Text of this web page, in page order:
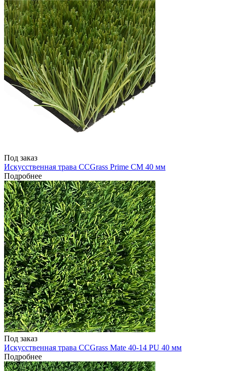
Под заказ
Искусственная трава CCGrass Prime CM 40 мм
Подробнее
Под заказ
Искусственная трава CCGrass Mate 40-14 PU 40 мм
Подробнее